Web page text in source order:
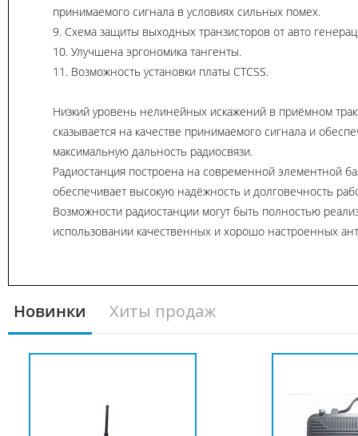
принимаемого сигнала в условиях сильных помех.
9. Схема защиты выходных транзисторов от авто
10. Улучшена эргономика тангенты.
11. Возможность установки платы CTCSS.
Низкий уровень нелинейных искажений в приёмном
сказывается на качестве принимаемого сигнала и
максимальную дальность радиосвязи.
Радиостанция построена на современной элементной
обеспечивает высокую надёжность и долговечность
Возможности радиостанции могут быть полностью
использовании качественных и хорошо настроенных
Новинки Хиты продаж